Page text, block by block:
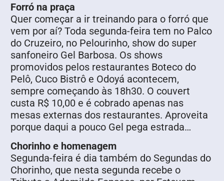
Forró na praça
Quer começar a ir treinando para o forró que
vem por aí? Toda segunda-feira tem no Palco
do Cruzeiro, no Pelourinho, show do super
sanfoneiro Gel Barbosa. Os shows
promovidos pelos restaurantes Boteco do
Pelô, Cuco Bistrô e Odoyá acontecem,
sempre começando às 18h30. O couvert
custa R$ 10,00 e é cobrado apenas nas
mesas externas dos restaurantes. Aproveita
porque daqui a pouco Gel pega estrada…
Chorinho e homenagem
Segunda-feira é dia também do Segundas do
Chorinho, que nesta segunda recebe o